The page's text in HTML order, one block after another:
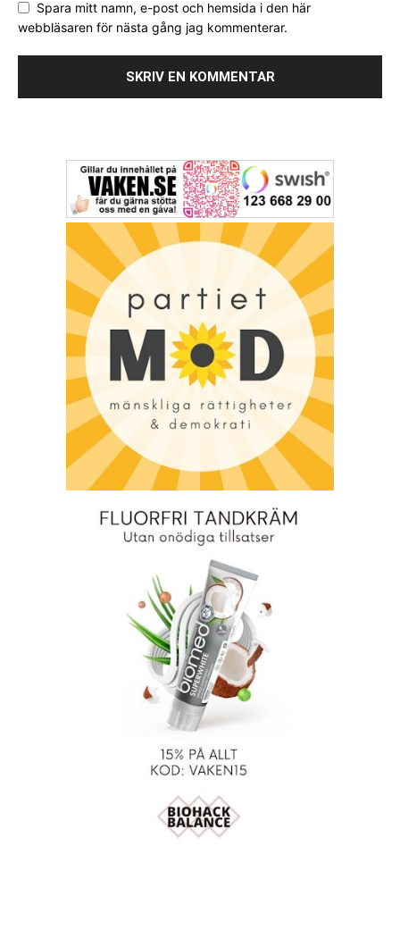
Spara mitt namn, e-post och hemsida i den här
webbläsaren för nästa gång jag kommenterar.